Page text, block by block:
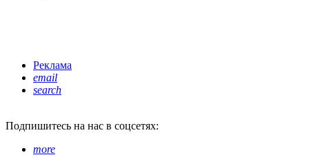
Реклама
email
search
Подпишитесь на нас в соцсетях:
more